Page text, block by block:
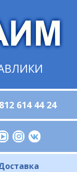
614 44 24